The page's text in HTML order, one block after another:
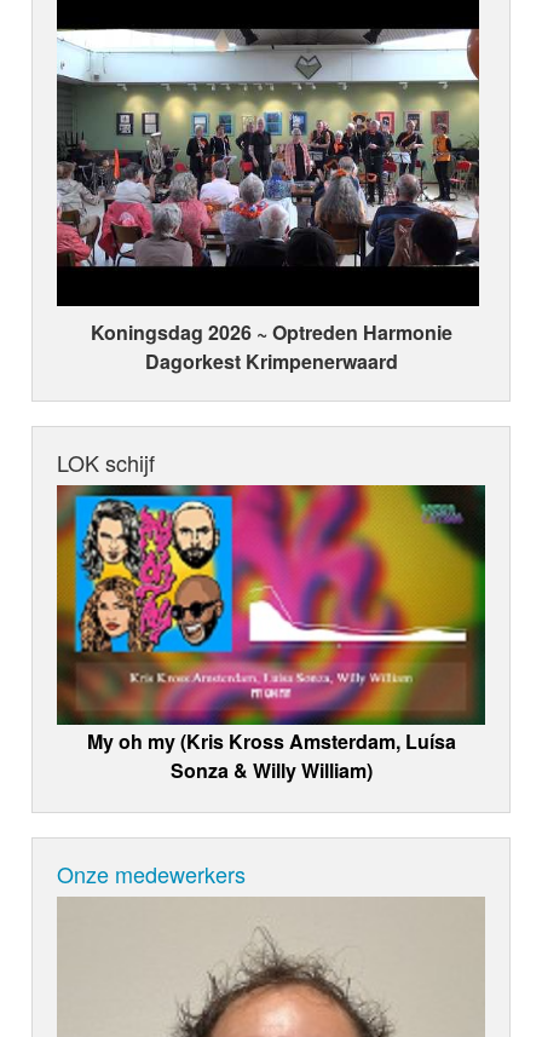
Koningsdag 2026 ~ Optreden Harmonie
Dagorkest Krimpenerwaard
LOK schijf
My oh my (Kris Kross Amsterdam, Luísa
Sonza & Willy William)
Onze medewerkers